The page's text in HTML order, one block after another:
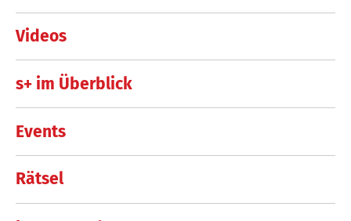
Videos
s+ im Überblick
Events
Rätsel